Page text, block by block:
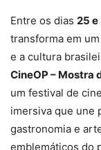
Entre os dias 25
transforma em
e a cultura
CineOP – Mostra
um festival de
imersiva que une
gastronomia e
emblemáticos do